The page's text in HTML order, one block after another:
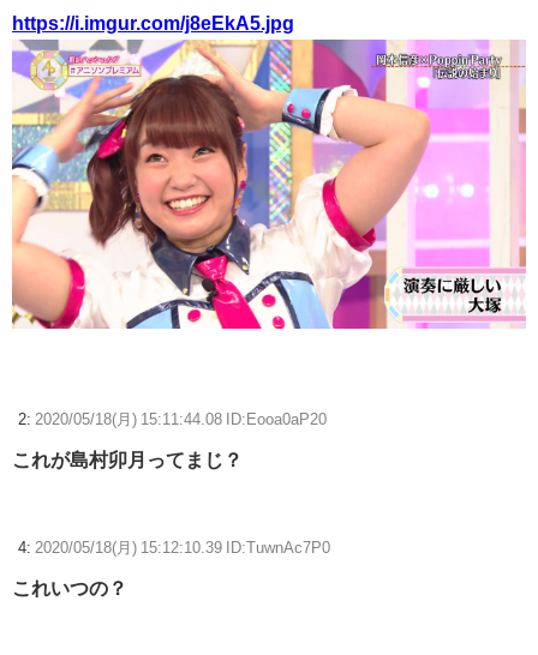
https://i.imgur.com/j8eEkA5.jpg
2: 2020/05/18(月) 15:11:44.08 ID:Eooa0aP20
これが島村卯月ってまじ？
4: 2020/05/18(月) 15:12:10.39 ID:TuwnAc7P0
これいつの？